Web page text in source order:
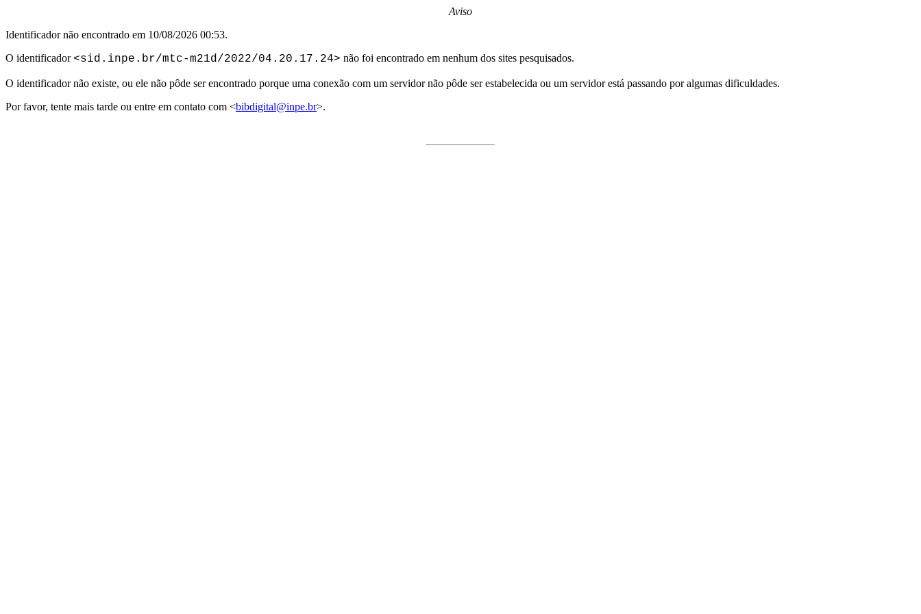
Aviso
Identificador não encontrado em 10/08/2026 00:53.
O identificador<sid.inpe.br/mtc-m21d/2022/04.20.17.24> não foi encontrado em nenhum dos sites pesquisados.
O identificador não existe, ou ele não pôde ser encontrado porque uma conexão com um servidor não pôde ser estabelecida ou um servidor está passando por algumas dificuldades.
Por favor, tente mais tarde ou entre em contato com <bibdigital@inpe.br>.